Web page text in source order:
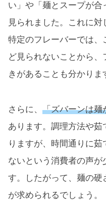
い」や「麺とスープが
見られました。これに
特定のフレーバーでは
ど見られないことから
きがあることも分かりま
さらに、 「ズバーンは麺
あります。調理方法や
りますが、時間通りに
ないという消費者の声
す。したがって、麺の
が求められるでしょう。